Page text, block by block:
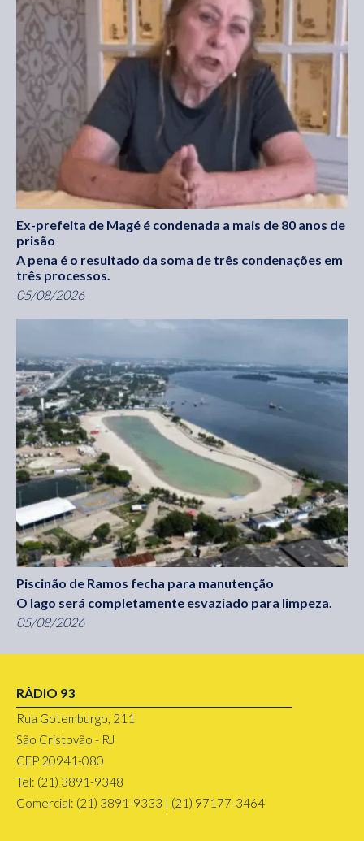
Ex-prefeita de Magé é condenada a mais de 80 anos de
prisão
A pena é o resultado da soma de três condenações em
três processos.
05/08/2026
Piscinão de Ramos fecha para manutenção
O lago será completamente esvaziado para limpeza.
05/08/2026
RÁDIO 93
Rua Gotemburgo, 211
São Cristovão - RJ
CEP 20941-080
Tel: (21) 3891-9348
Comercial: (21) 3891-9333 | (21) 97177-3464